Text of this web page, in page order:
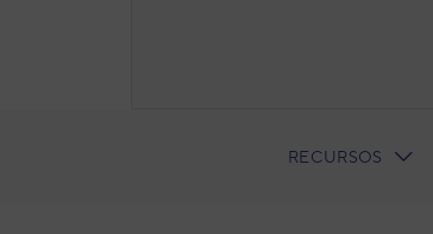
RECURSOS